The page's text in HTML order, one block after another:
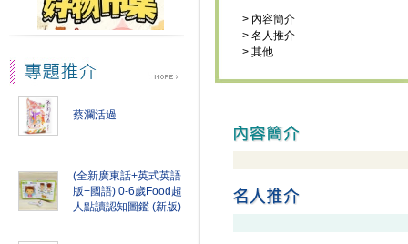
蔡瀾活過
(全新廣東話+英式英語
版+國語) 0-6歲Food超
人點讀認知圖鑑 (新版)
> 內容簡介
> 名人推介
> 其他